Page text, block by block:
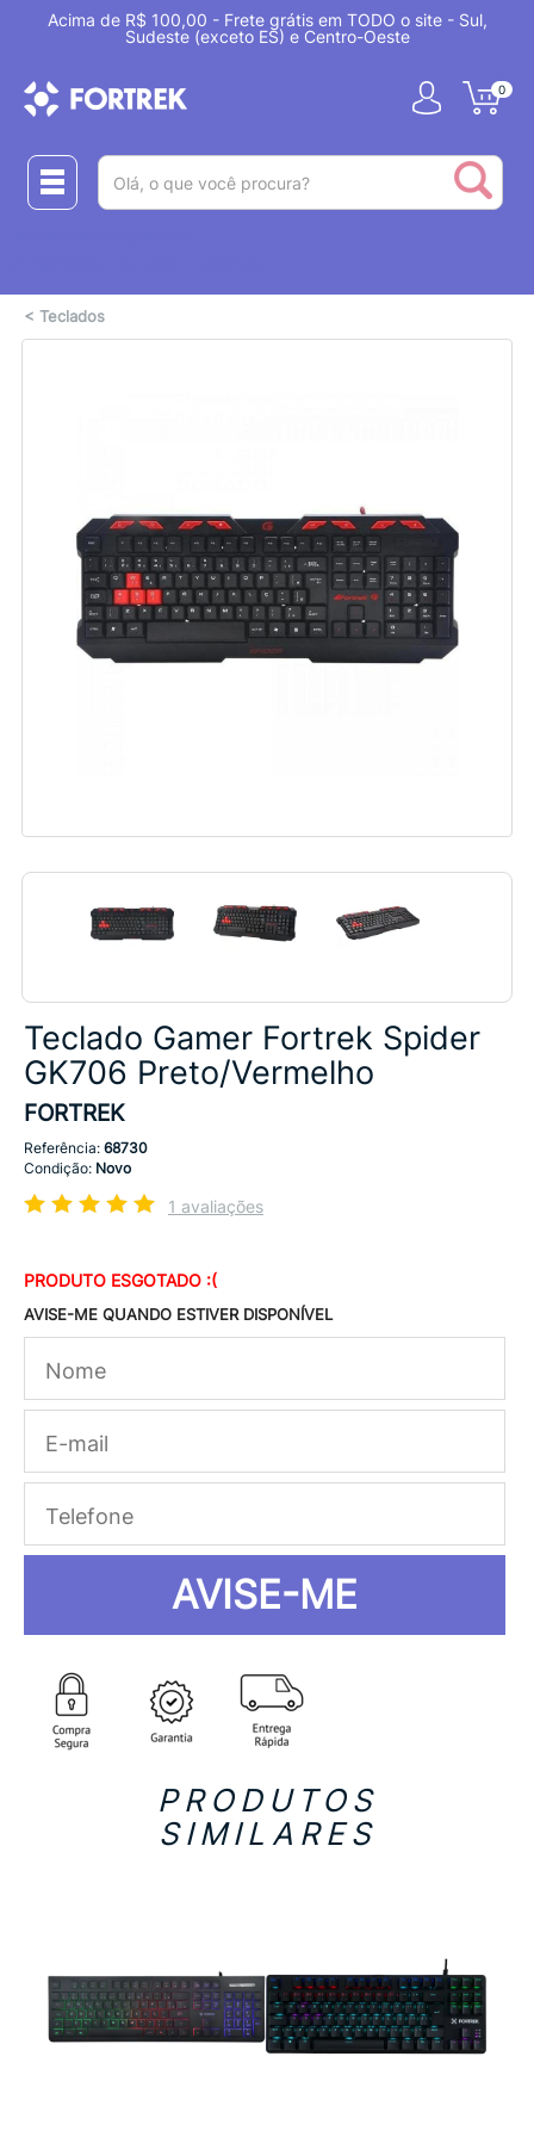
Acima de R$ 100,00 - Frete grátis em TODO o site - Sul,
Sudeste (exceto ES) e Centro-Oeste
0
< Teclados
Teclado Gamer Fortrek Spider
GK706 Preto/Vermelho
FORTREK
Referência: 68730
Condição: Novo
1 avaliações
PRODUTO ESGOTADO :(
AVISE-ME QUANDO ESTIVER DISPONÍVEL
AVISE-ME
PRODUTOS
SIMILARES